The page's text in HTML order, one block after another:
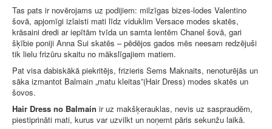
Tas pats ir novērojams uz podijiem: milzīgas bizes-lodes Valentino
šovā, apjomīgi izlaisti mati līdz viduklim Versace modes skatēs,
krāsaini dredi ar iepītām tvīda un samta lentēm Chanel šovā, gari
šķībie poniji Anna Sui skatēs – pēdējos gados mēs neesam redzējuši
tik lielu frizūru skaitu no mākslīgajiem matiem.
Pat visa dabiskākā piekritējs, frizieris Sems Maknaits, nenoturējās un
sāka izmantot Balmain „matu kleitas”(Hair Dress) modes skatēs un
šovos.
Hair Dress no Balmain ir uz makšķerauklas, nevis uz saspraudēm,
piestiprināti mati, kurus var uzvilkt un noņemt pāris sekunžu laikā.